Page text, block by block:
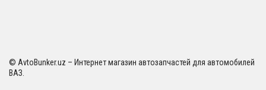
© AvtoBunker.uz – Интернет магазин автозапчастей для автомобилей
ВАЗ.